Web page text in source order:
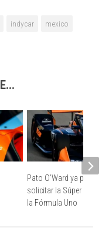
indycar
mexico
Pato O’Ward ya puede
solicitar la Súper
la Fórmula Uno